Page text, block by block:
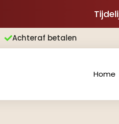
Achteraf betalen
Home